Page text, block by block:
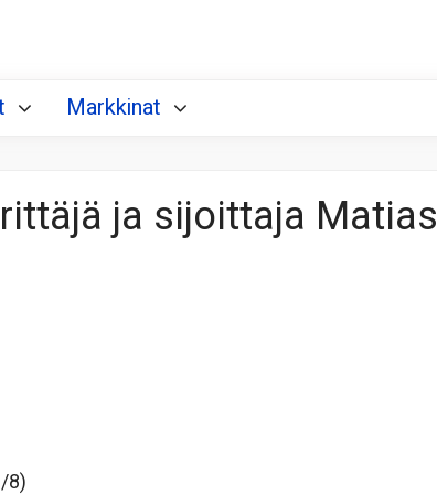
Markkinat
ja sijoittaja Matias
8)